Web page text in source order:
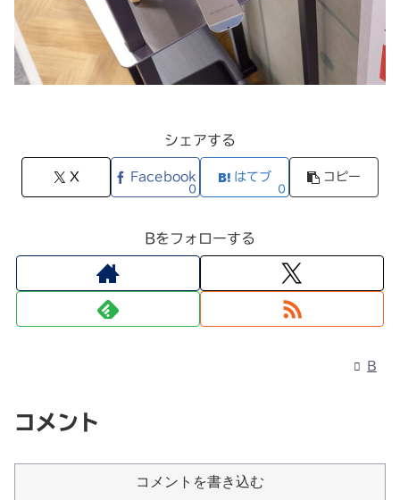
シェアする
X Facebook
0
はてブ
0
コピー
Bをフォローする
B
コメント
コメントを書き込む